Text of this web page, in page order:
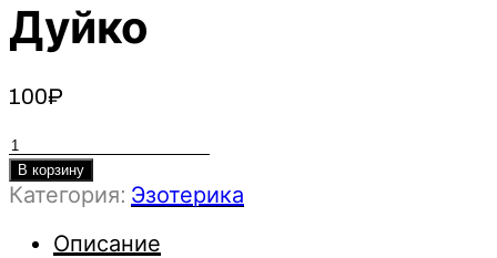
Дуйко
100₽
Количество
товара
Сангая
В корзину
Категория: Эзотерика
Описание